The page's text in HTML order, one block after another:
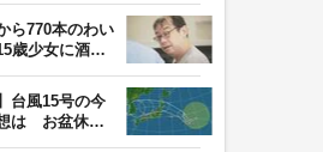
ら770本のわい
歳少女に酒と
台風15号の今
は お盆休み